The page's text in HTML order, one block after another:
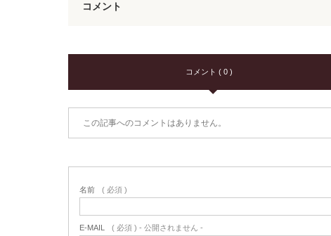
コメント
コメント ( 0 )
この記事へのコメントはありません。
名前 ( 必須 )
E-MAIL ( 必須 ) - 公開されません -